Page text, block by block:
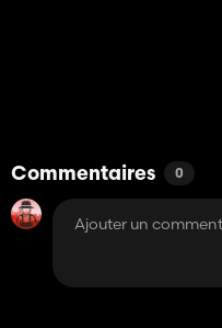
Commentaires 0